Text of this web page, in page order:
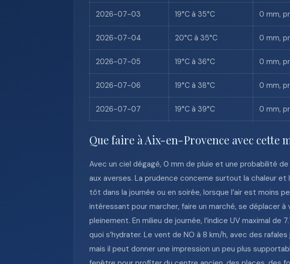
2026-07-03 19°C à 35°C 0 mm,
2026-07-04 20°C à 35°C 0 mm,
2026-07-05 19°C à 36°C 0 mm,
2026-07-06 19°C à 38°C 0 mm,
2026-07-07 19°C à 39°C 0 mm,
Que faire à Aix-en-Provence avec cette
Avec un ciel dégagé, 0 mm de pluie et une probabilité
aux averses. La prudence concerne surtout la chaleur
tôt dans la journée ou en soirée, lorsque l’air est moins
intéressant pour marcher, faire un marché, se déplacer
pleinement. En milieu de journée, l’indice UV maximal
quoi s’hydrater. Le vent de NO à 8 km/h, avec des
mais il peut donner une impression un peu plus